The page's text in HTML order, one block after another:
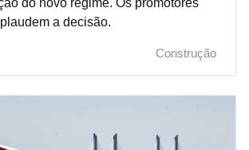
do novo regime. Os promotores
a decisão.
Construção